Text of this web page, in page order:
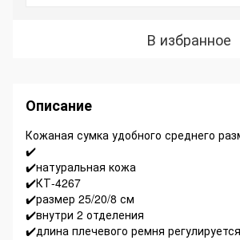
В избранное
Описание
Кожаная сумка удобного среднего
✔️
✔️натуральная кожа
✔️КТ-4267
✔️размер 25/20/8 см
✔️внутри 2 отделения
✔️длина плечевого ремня регулируется